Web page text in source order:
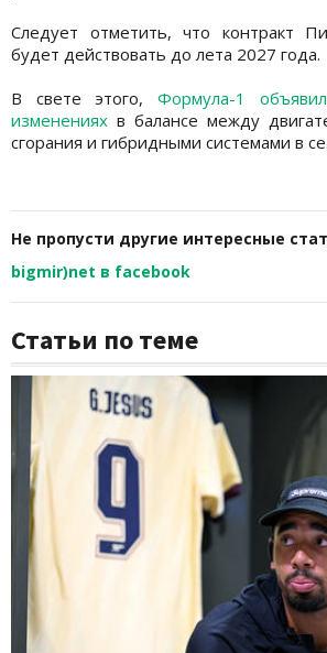
Следует отметить, что контракт
будет действовать до лета 2027 года.
В свете этого, Формула-1
изменениях в балансе между
сгорания и гибридными системами в
Не пропусти другие интересные
bigmir)net в facebook
Статьи по теме